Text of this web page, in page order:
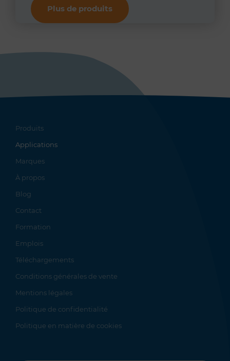
Plus de produits
Produits
Applications
Marques
À propos
Blog
Contact
Formation
Emplois
Téléchargements
Conditions générales de vente
Mentions légales
Politique de confidentialité
Politique en matière de cookies